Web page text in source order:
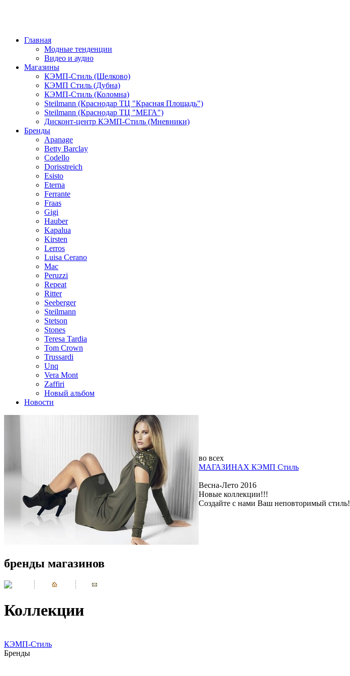
Главная
Модные тенденции
Видео и аудио
Магазины
КЭМП-Стиль (Щелково)
КЭМП Стиль (Дубна)
КЭМП-Стиль (Коломна)
Steilmann (Краснодар ТЦ "Красная Площадь")
Steilmann (Краснодар ТЦ "МЕГА")
Дисконт-центр КЭМП-Стиль (Мневники)
Бренды
Apanage
Betty Barclay
Codello
Dorisstreich
Esisto
Eterna
Ferrante
Fraas
Gigi
Hauber
Kapalua
Kirsten
Lerros
Luisa Cerano
Mac
Peruzzi
Repeat
Ritter
Seeberger
Steilmann
Stetson
Stones
Teresa Tardia
Tom Crown
Trussardi
Unq
Vera Mont
Zaffiri
Новый альбом
Новости
во всех
МАГАЗИНАХ КЭМП Стиль
Весна-Лето 2016
Новые коллекции!!!
Создайте с нами Ваш неповторимый стиль!
бренды магазинов
Коллекции
КЭМП-Стиль
Бренды